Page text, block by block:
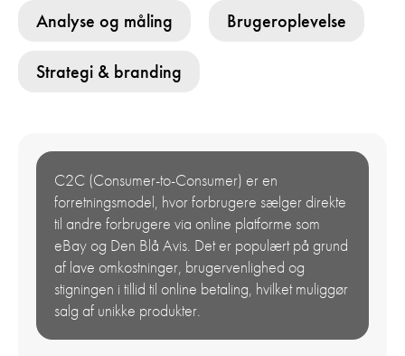
Analyse og måling Brugeroplevelse
Strategi & branding
C2C (Consumer-to-Consumer) er en
forretningsmodel, hvor forbrugere sælger direkte
til andre forbrugere via online platforme som
eBay og Den Blå Avis. Det er populært på grund
af lave omkostninger, brugervenlighed og
stigningen i tillid til online betaling, hvilket muliggør
salg af unikke produkter.